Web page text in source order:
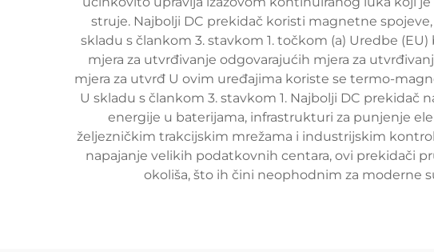
struje. Najbolji DC prekidač koristi magnetne
skladu s člankom 3. stavkom 1. točkom (a) Uredbe
mjera za utvrđivanje odgovarajućih mjera za
mjera za utvrđ U ovim uređajima koriste se termo-
U skladu s člankom 3. stavkom 1. Najbolji DC
energije u baterijama, infrastrukturi za punjenje
željezničkim trakcijskim mrežama i industrijskim
napajanje velikih podatkovnih centara, ovi prekidači
okoliša, što ih čini neophodnim za moderne